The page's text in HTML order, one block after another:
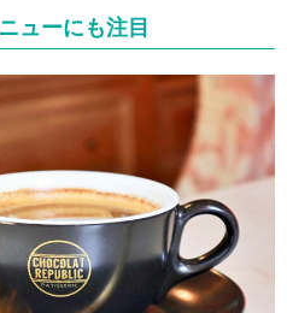
ューにも注目